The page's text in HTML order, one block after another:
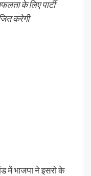
के लिए पार्टी
करेगी
में भाजपा ने इसरो के